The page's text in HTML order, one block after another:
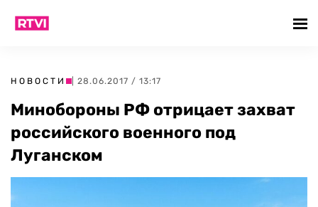
НОВОСТИ | 28.06.2017 / 13:17
Минобороны РФ отрицает захват
российского военного под
Луганском